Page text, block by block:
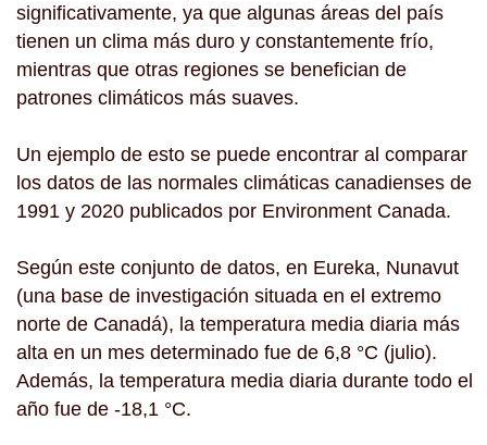
significativamente, ya que algunas áreas del país
tienen un clima más duro y constantemente frío,
mientras que otras regiones se benefician de
patrones climáticos más suaves.
Un ejemplo de esto se puede encontrar al comparar
los datos de las normales climáticas canadienses de
1991 y 2020 publicados por Environment Canada.
Según este conjunto de datos, en Eureka, Nunavut
(una base de investigación situada en el extremo
norte de Canadá), la temperatura media diaria más
alta en un mes determinado fue de 6,8 °C (julio).
Además, la temperatura media diaria durante todo el
año fue de -18,1 °C.